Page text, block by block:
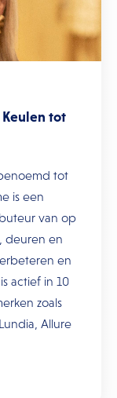
tot
tot
is een
van op
deuren en
en
actief in 10
zoals
Allure